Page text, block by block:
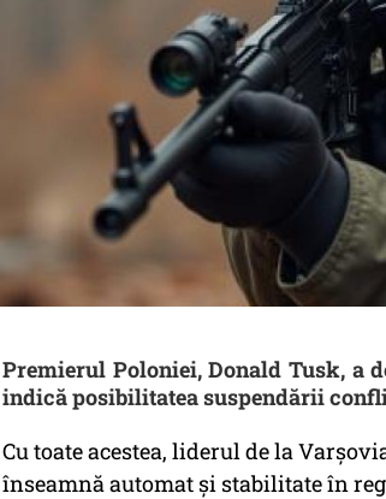
Premierul Poloniei, Donald Tusk, a
indică posibilitatea suspendării
Cu toate acestea, liderul de la
înseamnă automat și stabilitate în